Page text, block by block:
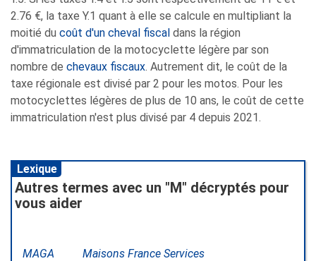
2.76 €, la taxe Y.1 quant à elle se calcule en multipliant la
moitié du coût d'un cheval fiscal dans la région
d'immatriculation de la motocyclette légère par son
nombre de chevaux fiscaux. Autrement dit, le coût de la
taxe régionale est divisé par 2 pour les motos. Pour les
motocyclettes légères de plus de 10 ans, le coût de cette
immatriculation n'est plus divisé par 4 depuis 2021.
Lexique
Autres termes avec un "M" décryptés pour
vous aider
MAGA Maisons France Services